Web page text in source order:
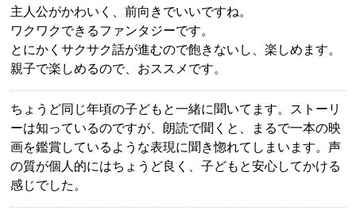
主人公がかわいく、前向きでいいですね。
ワクワクできるファンタジーです。
とにかくサクサク話が進むので飽きないし、楽しめます。
親子で楽しめるので、おススメです。
ちょうど同じ年頃の子どもと一緒に聞いてます。ストーリ
ーは知っているのですが、朗読で聞くと、まるで一本の映
画を鑑賞しているような表現に聞き惚れてしまいます。声
の質が個人的にはちょうど良く、子どもと安心してかける
感じでした。